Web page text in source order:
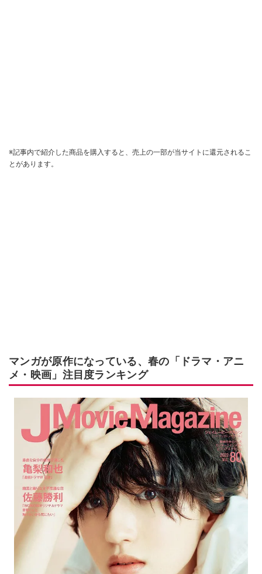
※記事内で紹介した商品を購入すると、売上の一部が当サイトに還元されるこ
とがあります。
マンガが原作になっている、春の「ドラマ・アニ
メ・映画」注目度ランキング